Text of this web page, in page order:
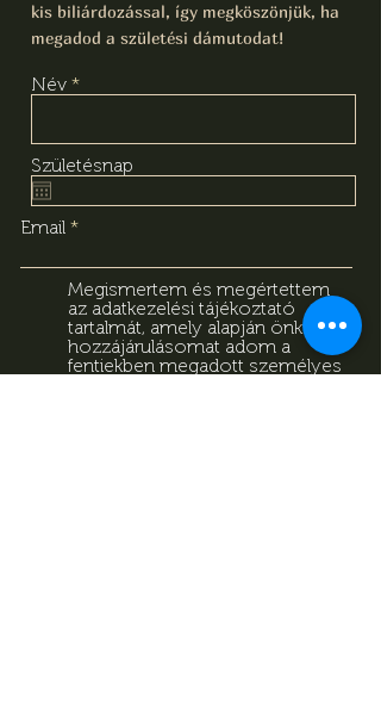
kis biliárdozással, így megköszönjük, ha
megadod a születési dámutodat!
Név
Születésnap
Email
Megismertem és megértettem
az adatkezelési tájékoztató
tartalmát, amely alapján önkéntes
hozzájárulásomat adom a
fentiekben megadott személyes